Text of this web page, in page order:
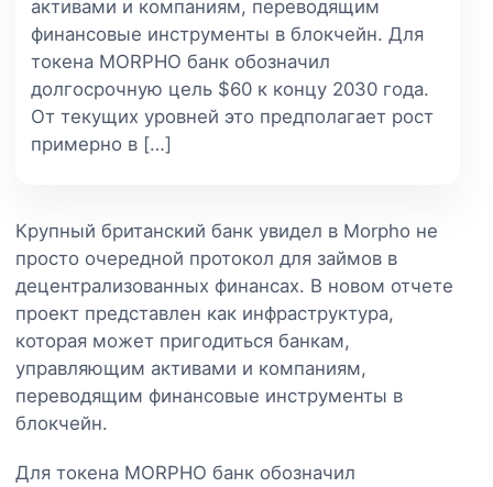
активами и компаниям, переводящим
финансовые инструменты в блокчейн. Для
токена MORPHO банк обозначил
долгосрочную цель $60 к концу 2030 года.
От текущих уровней это предполагает рост
примерно в […]
Крупный британский банк увидел в Morpho не
просто очередной протокол для займов в
децентрализованных финансах. В новом отчете
проект представлен как инфраструктура,
которая может пригодиться банкам,
управляющим активами и компаниям,
переводящим финансовые инструменты в
блокчейн.
Для токена MORPHO банк обозначил